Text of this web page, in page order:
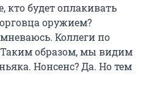
кто будет оплакивать
оружием?
Коллеги по
Таким образом, мы видим
Нонсенс? Да. Но тем